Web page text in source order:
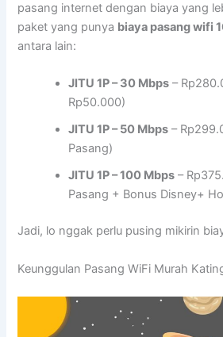
pasang internet dengan biaya yang
paket yang punya biaya pasang wifi
antara lain:
JITU 1P – 30 Mbps –
Rp50.000)
JITU 1P – 50 Mbps –
Pasang)
JITU 1P – 100 Mbps –
Pasang + Bonus Disney+
Jadi, lo nggak perlu pusing mikirin
Keunggulan Pasang WiFi Murah